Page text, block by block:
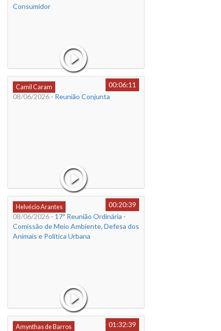
Consumidor
Camil Caram
00:06:11
08/06/2026 - Reunião Conjunta
Helvécio Arantes
00:20:39
08/06/2026 - 17ª Reunião Ordinária -
Comissão de Meio Ambiente, Defesa dos
Animais e Política Urbana
Amynthas de Barros
01:32:39